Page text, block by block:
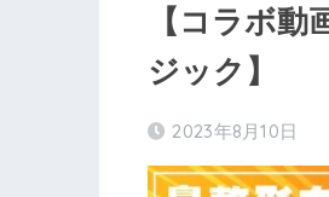
【コラボ
ジック】
2023年8月10日